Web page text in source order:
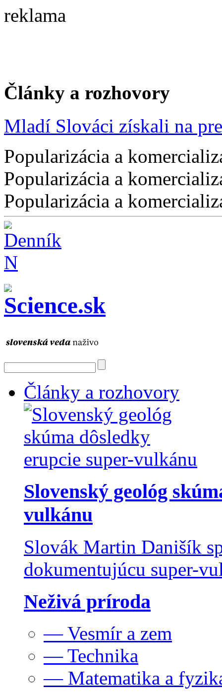
reklama
Články a rozhovory
Mladí Slováci získali na
Popularizácia a
Popularizácia a
Popularizácia a
Články a rozhovory
Slovenský geológ
vulkánu
Slovák Martin Danišík
dokumentujúcu super-
Neživá príroda
— Vesmír a zem
— Technika
— Matematika a